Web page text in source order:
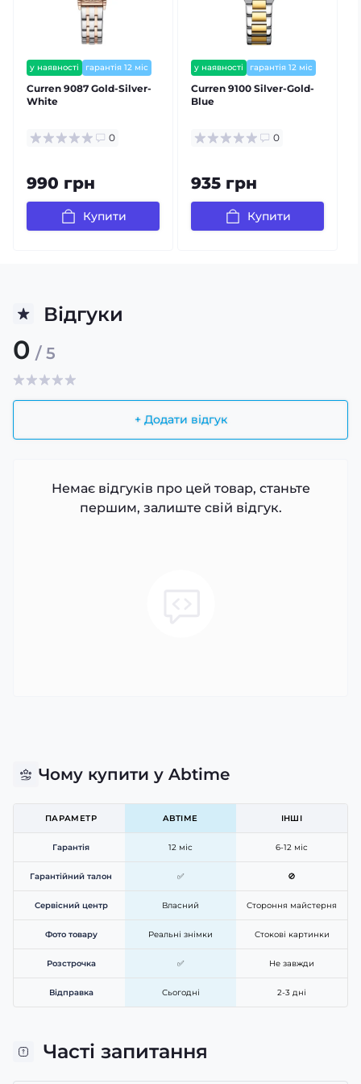
у наявності
гарантія 12 міс
залишилось мало
Curren 9087 Gold-Silver-
White
0
990 грн
Купити
у наявності
гарантія 12 міс
залишилось мало
Curren 9100 Silver-Gold-
Blue
0
935 грн
Купити
Відгуки
0 / 5
+ Додати відгук
Немає відгуків про цей товар, станьте
першим, залиште свій відгук.
Чому купити у Abtime
ПАРАМЕТР ABTIME ІНШІ
Гарантія 12 міс 6-12 міс
Гарантійний талон ✅ 🚫
Сервісний центр Власний Стороння майстерня
Фото товару Реальні знімки Стокові картинки
Розстрочка ✅ Не завжди
Відправка Сьогодні 2-3 дні
Часті запитання